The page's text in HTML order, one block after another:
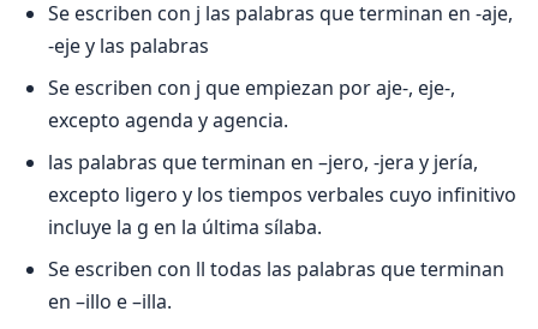
Se escriben con j las palabras que terminan en -aje,
-eje y las palabras
Se escriben con j que empiezan por aje-, eje-,
excepto agenda y agencia.
las palabras que terminan en –jero, -jera y jería,
excepto ligero y los tiempos verbales cuyo infinitivo
incluye la g en la última sílaba.
Se escriben con ll todas las palabras que terminan
en –illo e –illa.